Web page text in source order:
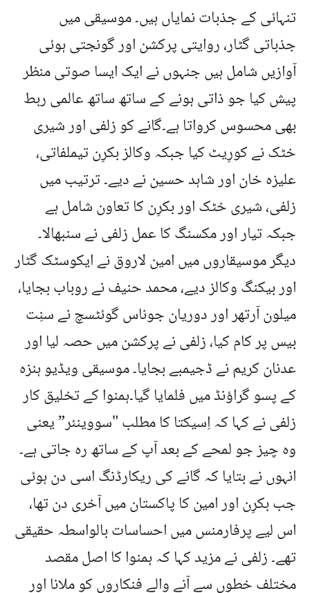
تنہائی کے جذبات نمایاں ہیں۔ موسیقی میں
جذباتی گٹار، روایتی پرکشن اور گونجتی ہوئی
آوازیں شامل ہیں جنہوں نے ایک ایسا صوتی منظر
پیش کیا جو ذاتی ہونے کے ساتھ ساتھ عالمی ربط
بھی محسوس کرواتا ہے۔گانے کو زلفی اور شیری
خٹک نے کورِیٹ کیا جبکہ وکالز بکرِن تیملفاتی،
علیزہ خان اور شاہد حسین نے دیے۔ ترتیب میں
زلفی، شیری خٹک اور بکرِن کا تعاون شامل ہے
جبکہ تیار اور مکسنگ کا عمل زلفی نے سنبھالا۔
دیگر موسیقاروں میں امین لاروق نے ایکوسٹک گٹار
اور بیکنگ وکالز دیے، محمد حنیف نے روباب بجایا،
میلون آرتھر اور دوریان جوناس گوئٹسچ نے سنِت
بیس پر کام کیا، زلفی نے پرکشن میں حصہ لیا اور
عدنان کریم نے ڈجیمبے بجایا۔ موسیقی ویڈیو ہنزہ
کے پسو گراؤنڈ میں فلمایا گیا۔ہمنوا کے تخلیق کار
زلفی نے کہا کہ اِسیکتا کا مطلب "سووینئر” یعنی
وہ چیز جو لمحے کے بعد آپ کے ساتھ رہ جاتی ہے۔
انہوں نے بتایا کہ گانے کی ریکارڈنگ اسی دن ہوئی
جب بکرِن اور امین کا پاکستان میں آخری دن تھا،
اس لیے پرفارمنس میں احساسات بالواسطہ حقیقی
تھے۔ زلفی نے مزید کہا کہ ہمنوا کا اصل مقصد
مختلف خطوں سے آنے والے فنکاروں کو ملانا اور